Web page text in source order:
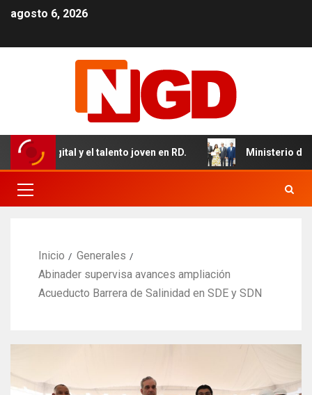
agosto 6, 2026
digital y el talento joven en RD. Ministerio de Salud
Inicio
Generales
Abinader supervisa avances ampliación
Acueducto Barrera de Salinidad en SDE y SDN